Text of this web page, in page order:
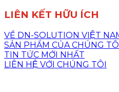
LIÊN KẾT HỮU ÍCH
VỀ DN-SOLUTION VIỆT
SẢN PHẨM CỦA CHÚNG
TIN TỨC MỚI NHẤT
LIÊN HỆ VỚI CHÚNG TÔI